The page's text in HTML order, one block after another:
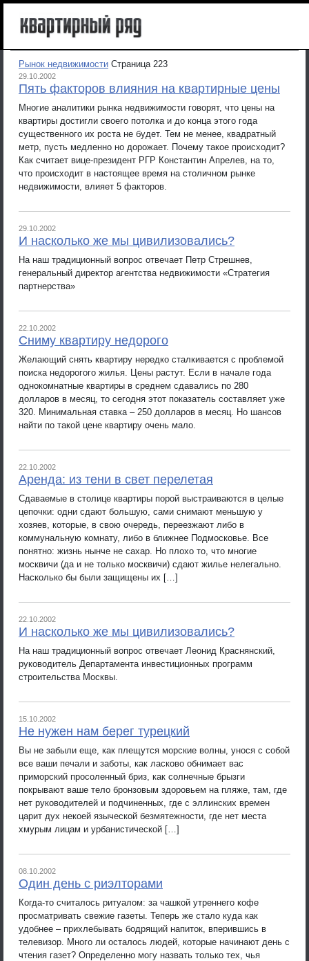
Рынок недвижимости Страница 223
29.10.2002
Пять факторов влияния на квартирные цены
Многие аналитики рынка недвижимости говорят, что цены на
квартиры достигли своего потолка и до конца этого года
существенного их роста не будет. Тем не менее, квадратный
метр, пусть медленно но дорожает. Почему такое происходит?
Как считает вице-президент РГР Константин Апрелев, на то,
что происходит в настоящее время на столичном рынке
недвижимости, влияет 5 факторов.
29.10.2002
И насколько же мы цивилизовались?
На наш традиционный вопрос отвечает Петр Стрешнев,
генеральный директор агентства недвижимости «Стратегия
партнерства»
22.10.2002
Сниму квартиру недорого
Желающий снять квартиру нередко сталкивается с проблемой
поиска недорогого жилья. Цены растут. Если в начале года
однокомнатные квартиры в среднем сдавались по 280
долларов в месяц, то сегодня этот показатель составляет уже
320. Минимальная ставка – 250 долларов в месяц. Но шансов
найти по такой цене квартиру очень мало.
22.10.2002
Аренда: из тени в свет перелетая
Сдаваемые в столице квартиры порой выстраиваются в целые
цепочки: одни сдают большую, сами снимают меньшую у
хозяев, которые, в свою очередь, переезжают либо в
коммунальную комнату, либо в ближнее Подмосковье. Все
понятно: жизнь нынче не сахар. Но плохо то, что многие
москвичи (да и не только москвичи) сдают жилье нелегально.
Насколько бы были защищены их […]
22.10.2002
И насколько же мы цивилизовались?
На наш традиционный вопрос отвечает Леонид Краснянский,
руководитель Департамента инвестиционных программ
строительства Москвы.
15.10.2002
Не нужен нам берег турецкий
Вы не забыли еще, как плещутся морские волны, унося с собой
все ваши печали и заботы, как ласково обнимает вас
приморский просоленный бриз, как солнечные брызги
покрывают ваше тело бронзовым здоровьем на пляже, там, где
нет руководителей и подчиненных, где с эллинских времен
царит дух некоей языческой безмятежности, где нет места
хмурым лицам и урбанистической […]
08.10.2002
Один день с риэлторами
Когда-то считалось ритуалом: за чашкой утреннего кофе
просматривать свежие газеты. Теперь же стало куда как
удобнее – прихлебывать бодрящий напиток, вперившись в
телевизор. Много ли осталось людей, которые начинают день с
чтения газет? Определенно могу назвать только тех, чья